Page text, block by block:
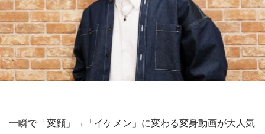
一瞬で「変顔」→「イケメン」に変わる変身動画が大人気